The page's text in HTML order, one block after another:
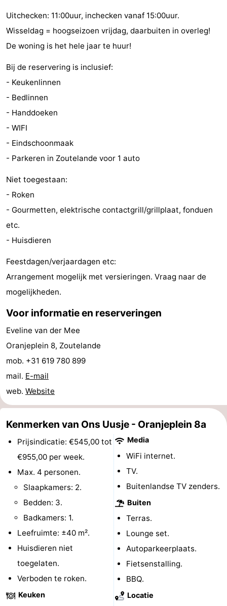
Route
Parkeren
Reisboekenwinkel
Nieuws
Medische
adressen
Regio
Schouwen-
Duiveland
Renesse
Brouwershaven
-
Bruinisse
-
Natuur
Oosterschelde
-
Burgh
Haamstede
-
Natuur
Kop
van
Schouwen
Walcheren
-
Veere
-
Natuur
-
Natuur
Mantelingen
Westkapelle
-
Walcherse
bos
Dishoek
-
Vlissingen
-
Uitchecken: 11:00uur, inchecken vanaf 15:00uur.
Wisseldag = hoogseizoen vrijdag, daarbuiten in overleg!
De woning is het hele jaar te huur!
Bij de reservering is inclusief:
- Keukenlinnen
- Bedlinnen
- Handdoeken
- WIFI
- Eindschoonmaak
- Parkeren in Zoutelande voor 1 auto
Niet toegestaan:
- Roken
- Gourmetten, elektrische contactgrill/grillplaat, fonduen
etc.
- Huisdieren
Feestdagen/verjaardagen etc:
Arrangement mogelijk met versieringen. Vraag naar de
mogelijkheden.
Voor informatie en reserveringen
Eveline van der Mee
Oranjeplein 8, Zoutelande
mob. +31 619 780 899
mail. E-mail
web. Website
Kenmerken van Ons Uusje - Oranjeplein 8a
Prijsindicatie: €545,00 tot
€955,00 per week.
Max. 4 personen.
Slaapkamers: 2.
Bedden: 3.
Badkamers: 1.
Leefruimte: ±40 m².
Huisdieren niet
toegelaten.
Verboden te roken.
Keuken
Media
WiFi internet.
TV.
Buitenlandse TV zenders.
Buiten
Terras.
Lounge set.
Autoparkeerplaats.
Fietsenstalling.
BBQ.
Locatie